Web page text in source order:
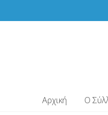
Αρχική Ο